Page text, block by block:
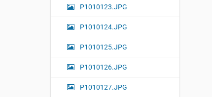
P1010123.JPG
P1010124.JPG
P1010125.JPG
P1010126.JPG
P1010127.JPG